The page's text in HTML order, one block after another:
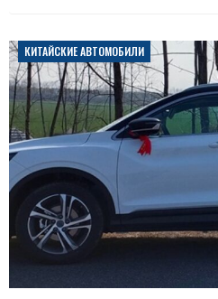
КИТАЙСКИЕ АВТОМОБИЛИ